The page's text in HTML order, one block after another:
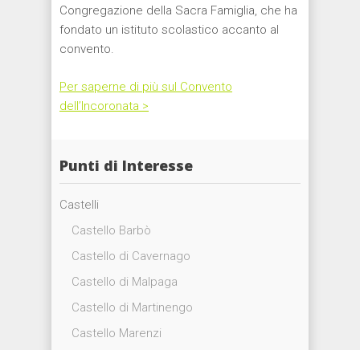
Congregazione della Sacra Famiglia, che ha
fondato un istituto scolastico accanto al
convento.
Per saperne di più sul Convento
dell’Incoronata >
Punti di Interesse
Castelli
Castello Barbò
Castello di Cavernago
Castello di Malpaga
Castello di Martinengo
Castello Marenzi